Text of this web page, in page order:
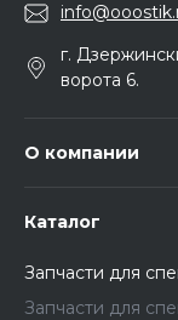
г.
ворота 6.
О компании
Каталог
Запчасти для
Запчасти для